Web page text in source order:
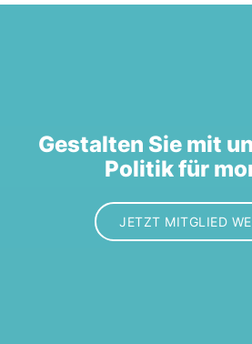
Gestalten Sie mit
Politik für
JETZT MITGLIED